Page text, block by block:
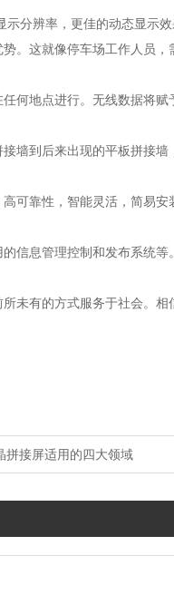
分辨率，更佳的动态显示效
。这就像停车场工作人员，
地点进行。无线数据将赋
墙到后来出现的平板拼接墙
可靠性，智能灵活，简易安
信息管理控制和发布系统等
未有的方式服务于社会。相
拼接屏适用的四大领域